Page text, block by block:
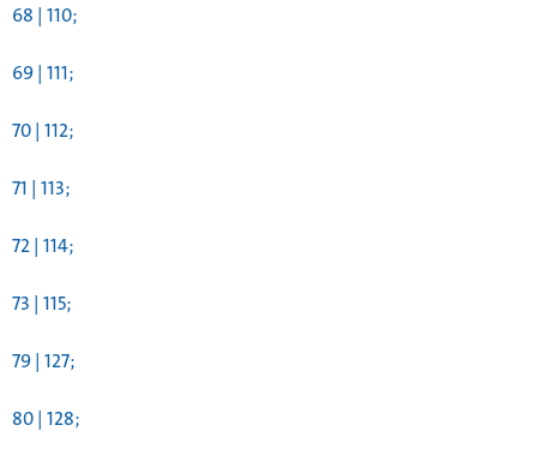
68 | 110;
69 | 111;
70 | 112;
71 | 113;
72 | 114;
73 | 115;
79 | 127;
80 | 128;